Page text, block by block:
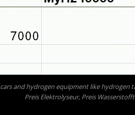
and hydrogen equipment like hydrogen
Preis Elektrolyseur, Preis